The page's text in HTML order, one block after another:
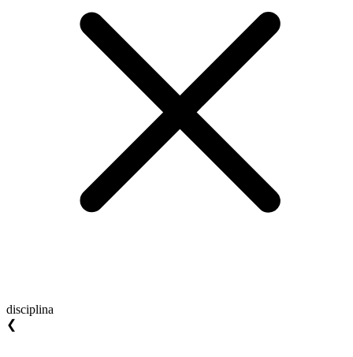
disciplina
❮